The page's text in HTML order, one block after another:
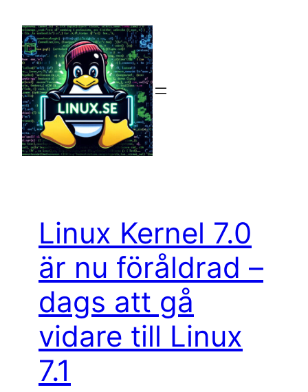
innehåll
Linux Kernel 7.0
är nu föråldrad –
dags att gå
vidare till Linux
7.1